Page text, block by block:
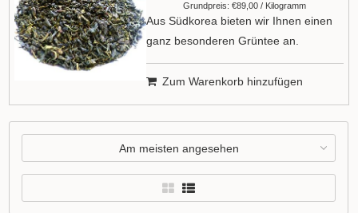
Grundpreis: €89,00 / Kilogramm
Aus Südkorea bieten wir Ihnen einen
ganz besonderen Grüntee an.
Zum Warenkorb hinzufügen
Am meisten angesehen